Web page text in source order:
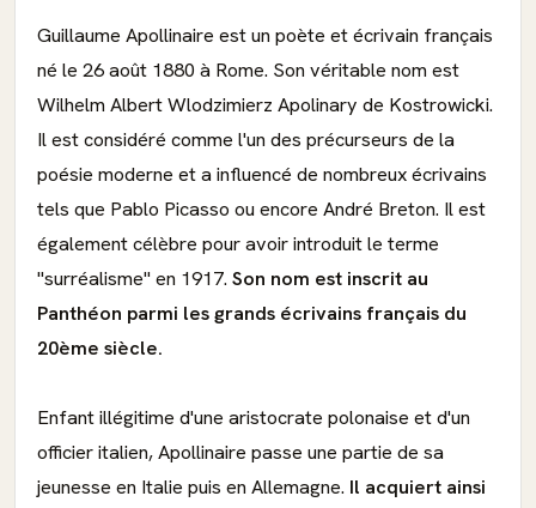
Guillaume Apollinaire est un poète et écrivain français
né le 26 août 1880 à Rome. Son véritable nom est
Wilhelm Albert Wlodzimierz Apolinary de Kostrowicki.
Il est considéré comme l'un des précurseurs de la
poésie moderne et a influencé de nombreux écrivains
tels que Pablo Picasso ou encore André Breton. Il est
également célèbre pour avoir introduit le terme
"surréalisme" en 1917. Son nom est inscrit au
Panthéon parmi les grands écrivains français du
20ème siècle.
Enfant illégitime d'une aristocrate polonaise et d'un
officier italien, Apollinaire passe une partie de sa
jeunesse en Italie puis en Allemagne. Il acquiert ainsi